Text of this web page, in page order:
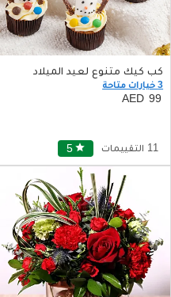
كب كيك متنوع لعيد الميلاد
3 خيارات متاحة
99
5 star 11 التقييمات